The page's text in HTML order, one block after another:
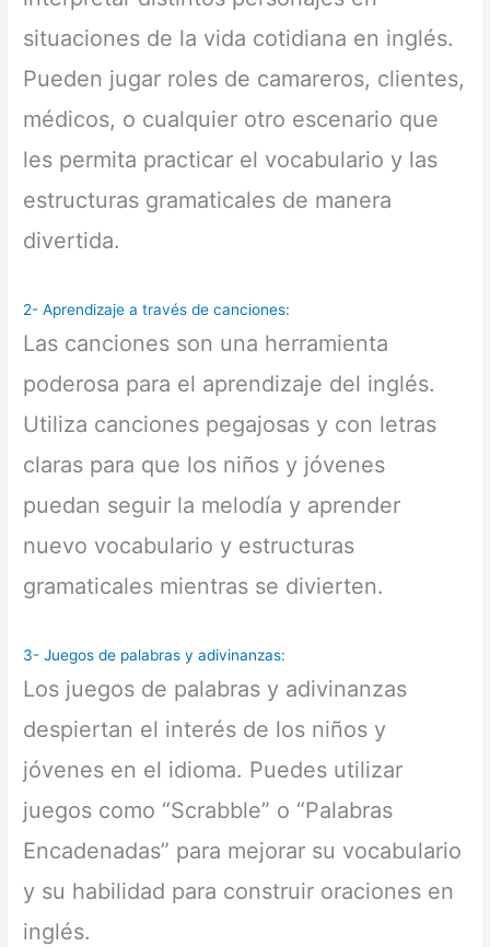
situaciones de la vida cotidiana en inglés.
Pueden jugar roles de camareros, clientes,
médicos, o cualquier otro escenario que
les permita practicar el vocabulario y las
estructuras gramaticales de manera
divertida.
2-Aprendizaje a través de canciones:
Las canciones son una herramienta
poderosa para el aprendizaje del inglés.
Utiliza canciones pegajosas y con letras
claras para que los niños y jóvenes
puedan seguir la melodía y aprender
nuevo vocabulario y estructuras
gramaticales mientras se divierten.
3- Juegos de palabras y adivinanzas:
Los juegos de palabras y adivinanzas
despiertan el interés de los niños y
jóvenes en el idioma. Puedes utilizar
juegos como “Scrabble” o “Palabras
Encadenadas” para mejorar su vocabulario
y su habilidad para construir oraciones en
inglés.